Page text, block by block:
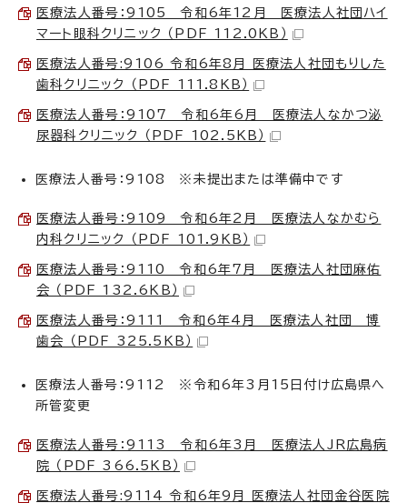
医療法人番号：9105 令和6年12月 医療法人社団ハイ
マート眼科クリニック （PDF 112.0KB）
医療法人番号:9106 令和6年8月 医療法人社団もりした
歯科クリニック （PDF 111.8KB）
医療法人番号：9107 令和6年6月 医療法人なかつ泌
尿器科クリニック （PDF 102.5KB）
医療法人番号：9108 ※未提出または準備中です
医療法人番号：9109 令和6年2月 医療法人なかむら
内科クリニック （PDF 101.9KB）
医療法人番号：9110 令和6年7月 医療法人社団麻佑
会 （PDF 132.6KB）
医療法人番号：9111 令和6年4月 医療法人社団 博
歯会 （PDF 325.5KB）
医療法人番号：9112 ※令和6年3月15日付け広島県へ
所管変更
医療法人番号：9113 令和6年3月 医療法人JR広島病
院 （PDF 366.5KB）
医療法人番号:9114 令和6年9月 医療法人社団金谷医院